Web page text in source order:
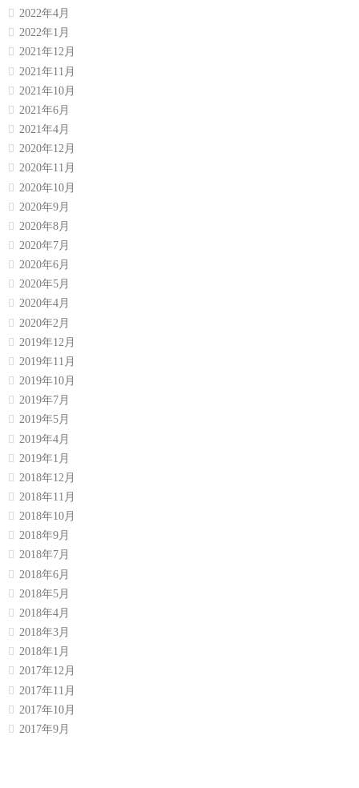
2022年4月
2022年1月
2021年12月
2021年11月
2021年10月
2021年6月
2021年4月
2020年12月
2020年11月
2020年10月
2020年9月
2020年8月
2020年7月
2020年6月
2020年5月
2020年4月
2020年2月
2019年12月
2019年11月
2019年10月
2019年7月
2019年5月
2019年4月
2019年1月
2018年12月
2018年11月
2018年10月
2018年9月
2018年7月
2018年6月
2018年5月
2018年4月
2018年3月
2018年1月
2017年12月
2017年11月
2017年10月
2017年9月